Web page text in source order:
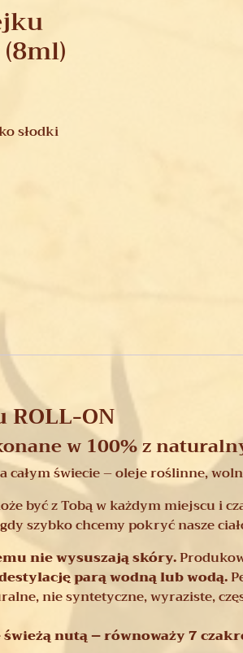
słodki
ON
w 100% z
świecie – oleje roślinne,
być z Tobą w każdym miejscu i
szybko chcemy pokryć nasze
nie wysuszają skóry.
parą wodną lub wodą.
nie syntetyczne, wyraziste,
nutą – równoważy 7